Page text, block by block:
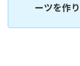
ーツを作